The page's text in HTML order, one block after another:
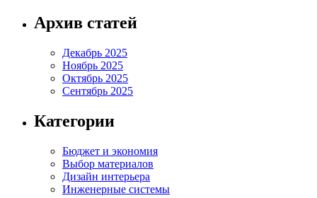
Архив статей
Декабрь 2025
Ноябрь 2025
Октябрь 2025
Сентябрь 2025
Категории
Бюджет и экономия
Выбор материалов
Дизайн интерьера
Инженерные системы